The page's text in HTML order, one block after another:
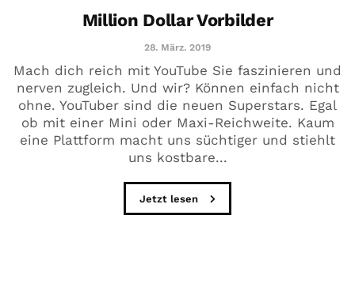
Million Dollar Vorbilder
28. März. 2019
Mach dich reich mit YouTube Sie faszinieren und
nerven zugleich. Und wir? Können einfach nicht
ohne. YouTuber sind die neuen Superstars. Egal
ob mit einer Mini oder Maxi-Reichweite. Kaum
eine Plattform macht uns süchtiger und stiehlt
uns kostbare...
Jetzt lesen